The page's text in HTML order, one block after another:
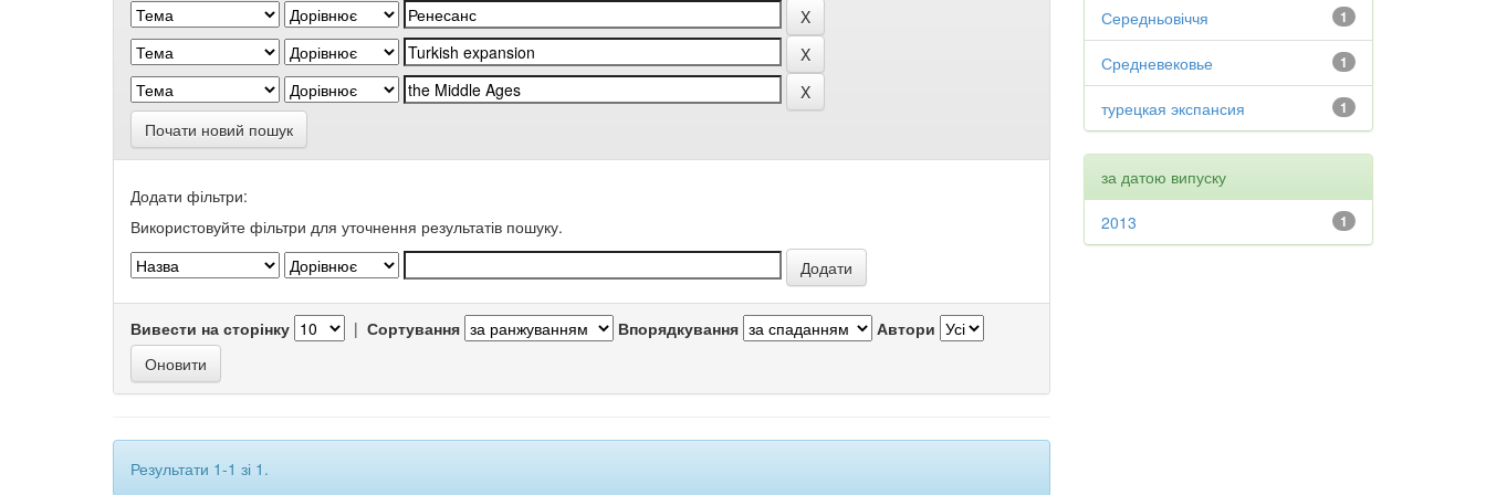
Почати новий пошук
Додати фільтри:
Використовуйте фільтри для уточнення результатів пошуку.
Вивести на сторінку | Сортування Впорядкування Автори
Результати 1-1 зі 1.
1
Середньовіччя
1
Средневековье
1
турецкая экспансия
за датою випуску
1
2013